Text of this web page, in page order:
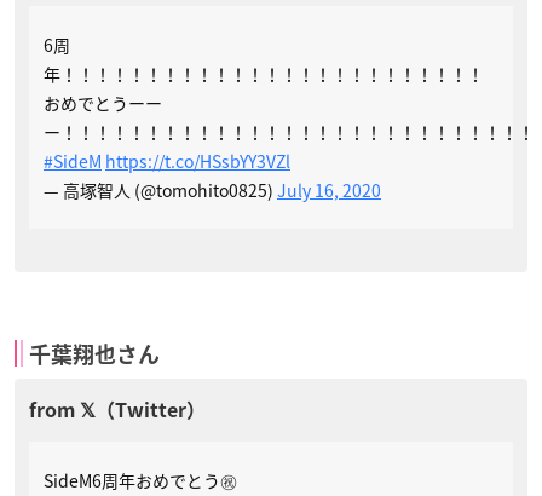
6周
年！！！！！！！！！！！！！！！！！！！！！！！！！
おめでとうーー
ー！！！！！！！！！！！！！！！！！！！！！！！！！！！！
#SideM https://t.co/HSsbYY3VZl
— 高塚智人 (@tomohito0825) July 16, 2020
千葉翔也さん
SideM6周年おめでとう㊗️